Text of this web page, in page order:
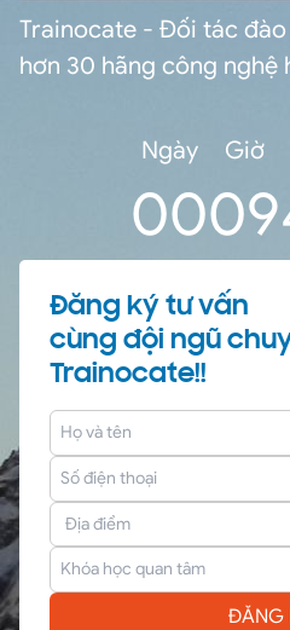
Trainocate - Đối tác
hơn 30 hãng công nghệ
Ngày
00
Giờ
09
Đăng ký tư vấn
cùng đội ngũ
Trainocate!!
ĐĂNG